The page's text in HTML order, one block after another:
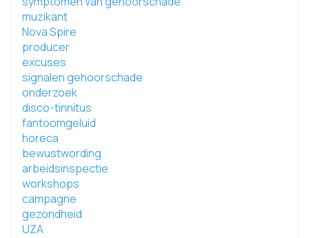
muzikant
Nova Spire
producer
excuses
signalen gehoorschade
onderzoek
disco-tinnitus
fantoomgeluid
horeca
bewustwording
arbeidsinspectie
workshops
campagne
gezondheid
UZA